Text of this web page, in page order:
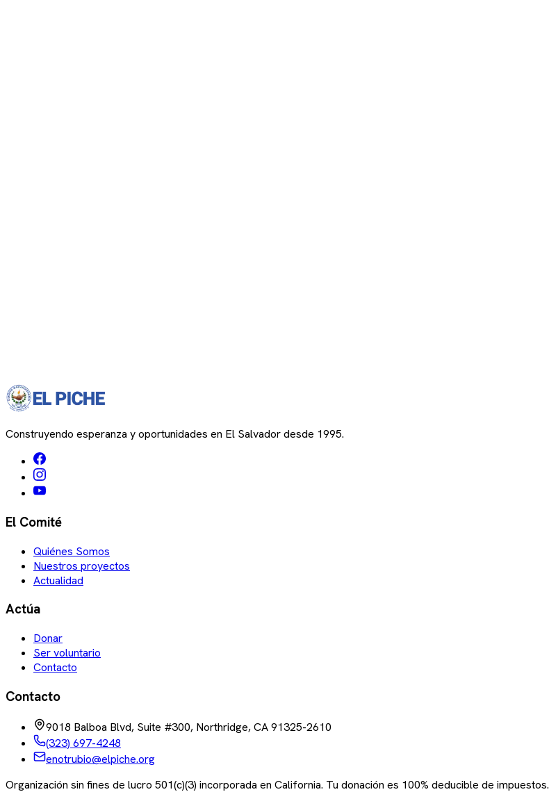
Construyendo esperanza y oportunidades en El Salvador desde 1995.
El Comité
Quiénes Somos
Nuestros proyectos
Actualidad
Actúa
Donar
Ser voluntario
Contacto
Contacto
9018 Balboa Blvd, Suite #300, Northridge, CA 91325-2610
(323) 697-4248
enotrubio@elpiche.org
Organización sin fines de lucro 501(c)(3) incorporada en California. Tu donación es 100% deducible de impuestos.